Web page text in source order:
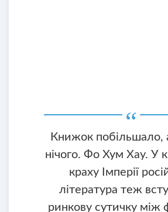
Книжок побільшало,
нічого. Фо Хум Хау. У
краху Імперії
література теж
ринкову сутичку між